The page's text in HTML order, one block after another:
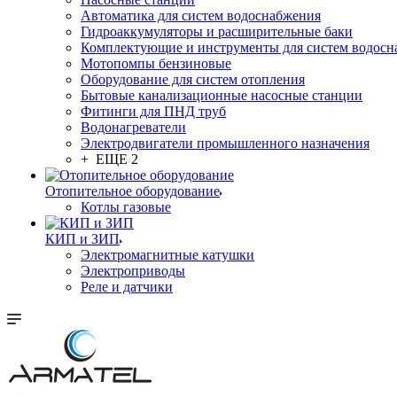
Автоматика для систем водоснабжения
Гидроаккумуляторы и расширительные баки
Комплектующие и инструменты для систем
Мотопомпы бензиновые
Оборудование для систем отопления
Бытовые канализационные насосные станции
Фитинги для ПНД труб
Водонагреватели
Электродвигатели промышленного назначения
+ ЕЩЕ 2
Отопительное оборудование
Котлы газовые
КИП и ЗИП
Электромагнитные катушки
Электроприводы
Реле и датчики